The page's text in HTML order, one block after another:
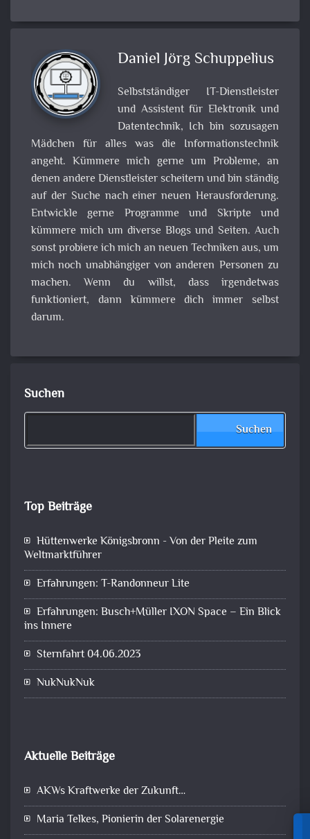
Daniel Jörg Schuppelius
Selbstständiger IT-Dienstleister
und Assistent für Elektronik und
Datentechnik, Ich bin sozusagen
Mädchen für alles was die Informationstechnik
angeht. Kümmere mich gerne um Probleme, an
denen andere Dienstleister scheitern und bin ständig
auf der Suche nach einer neuen Herausforderung.
Entwickle gerne Programme und Skripte und
kümmere mich um diverse Blogs und Seiten. Auch
sonst probiere ich mich an neuen Techniken aus, um
mich noch unabhängiger von anderen Personen zu
machen. Wenn du willst, dass irgendetwas
funktioniert, dann kümmere dich immer selbst
darum.
Suchen
Suchen
Top Beiträge
Hüttenwerke Königsbronn - Von der Pleite zum
Weltmarktführer
Erfahrungen: T-Randonneur Lite
Erfahrungen: Busch+Müller IXON Space – Ein Blick
ins Innere
Sternfahrt 04.06.2023
NukNukNuk
Aktuelle Beiträge
AKWs Kraftwerke der Zukunft…
Maria Telkes, Pionierin der Solarenergie